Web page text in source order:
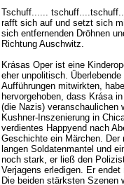
Tschuff......
rafft sich auf und setzt sich
sich entfernenden Dröhnen
Richtung Auschwitz.
Krásas Oper ist eine
eher unpolitisch.
Aufführungen mitwirkten,
hervorgehoben, dass Krása
(die Nazis) veranschaulichen
Kushner-Inszenierung in
verdientes Happyend nach
Geschichte ein Märchen. Der
langen Soldatenmantel und
noch stark, er ließ den
Verjagens erledigen. Er
Die beiden stärksten Szenen